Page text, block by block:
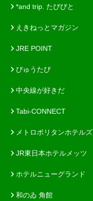
*and trip. たびびと
えきねっとマガジン
JRE POINT
びゅうたび
中央線が好きだ
Tabi-CONNECT
メトロポリタンホテルズ
JR東日本ホテルメッツ
ホテルニューグランド
和のゐ 角館